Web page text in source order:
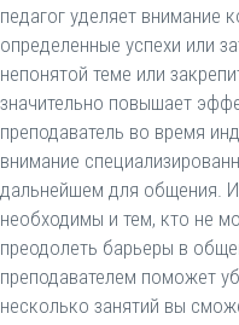
педагог уделяет внимание
определенные успехи или
непонятой теме или
значительно повышает
преподаватель во время
внимание
дальнейшем для общения.
необходимы и тем, кто не
преодолеть барьеры в
преподавателем поможет
несколько занятий вы